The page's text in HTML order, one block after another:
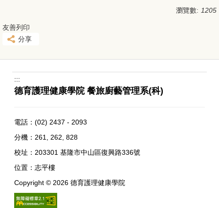
瀏覽數: 1205
友善列印
分享
:::
德育護理健康學院 餐旅廚藝管理系(科)
電話：(02) 2437 - 2093
分機：261, 262, 828
校址： 203301 基隆市中山區復興路336號
位置：志平樓
Copyright © 2026 德育護理健康學院